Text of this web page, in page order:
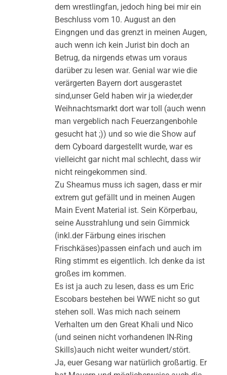
dem wrestlingfan, jedoch hing bei mir ein
Beschluss vom 10. August an den
Eingngen und das grenzt in meinen Augen,
auch wenn ich kein Jurist bin doch an
Betrug, da nirgends etwas um voraus
darüber zu lesen war. Genial war wie die
verärgerten Bayern dort ausgerastet
sind,unser Geld haben wir ja wieder,der
Weihnachtsmarkt dort war toll (auch wenn
man vergeblich nach Feuerzangenbohle
gesucht hat ;)) und so wie die Show auf
dem Cyboard dargestellt wurde, war es
vielleicht gar nicht mal schlecht, dass wir
nicht reingekommen sind.
Zu Sheamus muss ich sagen, dass er mir
extrem gut gefällt und in meinen Augen
Main Event Material ist. Sein Körperbau,
seine Ausstrahlung und sein Gimmick
(inkl.der Färbung eines irischen
Frischkäses)passen einfach und auch im
Ring stimmt es eigentlich. Ich denke da ist
großes im kommen.
Es ist ja auch zu lesen, dass es um Eric
Escobars bestehen bei WWE nicht so gut
stehen soll. Was mich nach seinem
Verhalten um den Great Khali und Nico
(und seinen nicht vorhandenen IN-Ring
Skills)auch nicht weiter wundert/stört.
Ja, euer Gesang war natürlich großartig. Er